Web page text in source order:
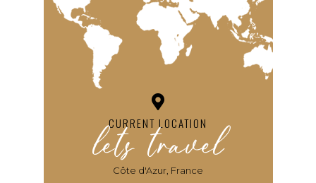
CURRENT LOCATION
lets travel
Côte d'Azur, France